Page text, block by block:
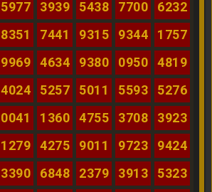
5977 3939 5438 7700
6232
8351 7441 9315 9344
1757
9969 4634 9380 0950
4819
4024 5257 5011 5593
5276
0041 1360 4755 3708
3923
1279 4275 9011 9723
9424
3390 6848 2379 3913
5323